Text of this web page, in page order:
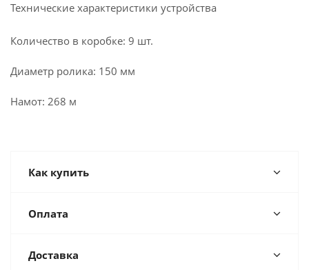
Технические характеристики устройства
Количество в коробке: 9 шт.
Диаметр ролика: 150 мм
Намот: 268 м
Как купить
Оплата
Доставка